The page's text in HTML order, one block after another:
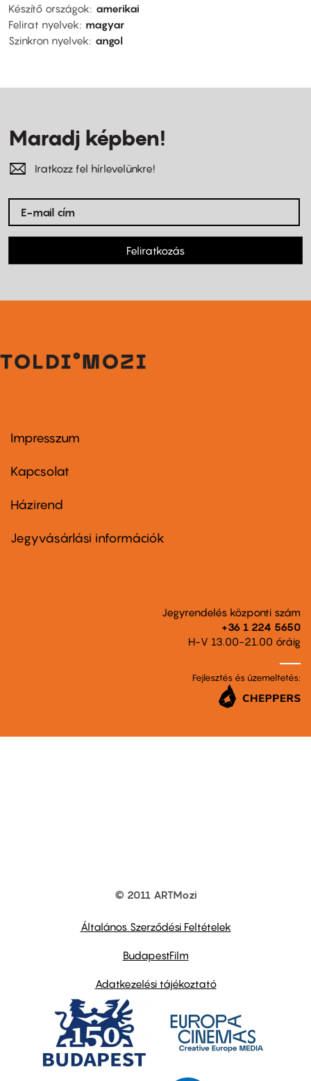
Készítő országok
amerikai
Felirat nyelvek
magyar
Szinkron nyelvek
angol
Maradj képben!
Iratkozz fel hírlevelünkre!
Feliratkozás
Footer
first
Impresszum
Kapcsolat
Footer
second
Házirend
Jegyvásárlási információk
Jegyrendelés központi szám
+36 1 224 5650
H-V 13.00-21.00 óráig
Fejlesztés és üzemeltetés:
© 2011 ARTMozi
Általános Szerződési Feltételek
BudapestFilm
Adatkezelési tájékoztató